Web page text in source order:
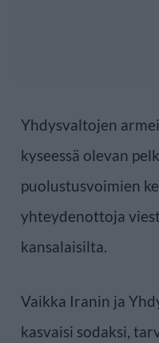
Yhdysvaltojen
kyseessä olevan
puolustusvoimien
yhteydenottoja
kansalaisilta.
Vaikka Iranin ja
kasvaisi sodaksi,